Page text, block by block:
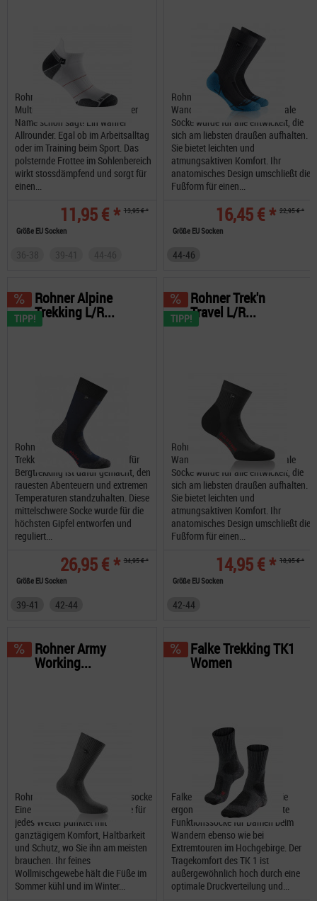
Rohner Allround Sneaker L/R
Multifunktionssocken Wie es der
Name schon sagt! Ein wahrer
Allrounder. Egal ob im Arbeitsalltag
oder im Training beim Sport. Das
polsternde Frottee im Sohlenbereich
wirkt stossdämpfend und sorgt für
einen...
11,95 € * 13,95 € *
Größe EU Socken
Rohner Trek-Light L/R
Wandersocken Diese funktionale
Socke wurde für alle entwickelt, die
sich am liebsten draußen aufhalten.
Sie bietet leichten und
atmungsaktiven Komfort. Ihr
anatomisches Design umschließt die
Fußform für einen...
16,45 € * 22,95 € *
Größe EU Socken
44-46
TIPP!
Rohner Alpine Trekking L/R
Trekkingsocken Unsere Socke für
Bergtrekking ist dafür gemacht, den
rauesten Abenteuern und extremen
Temperaturen standzuhalten. Diese
mittelschwere Socke wurde für die
höchsten Gipfel entworfen und
reguliert...
26,95 € * 34,95 € *
Rohner Alpine
Trekking L/R...
Größe EU Socken
39-41 42-44
TIPP!
Rohner Trek'n Travel L/R
Wandersocken Diese funktionale
Socke wurde für alle entwickelt, die
sich am liebsten draußen aufhalten.
Sie bietet leichten und
atmungsaktiven Komfort. Ihr
anatomisches Design umschließt die
Fußform für einen...
14,95 € * 18,95 € *
Rohner Trek'n
Travel L/R...
Größe EU Socken
42-44
Rohner Army Working Wandersocke
Eine Arbeits oder Wandersocke für
jedes Wetter punktet mit
ganztägigem Komfort, Haltbarkeit
und Schutz, wo Sie ihn am meisten
brauchen. Ihr feines
Wollmischgewebe hält die Füße im
Sommer kühl und im Winter...
Rohner Army
Working...
Falke Trekking TK1 Women die
ergonomische, linke und rechte
Funktionssocke für Damen beim
Wandern ebenso wie bei
Extremtouren im Hochgebirge. Der
Tragekomfort des TK 1 ist
außergewöhnlich hoch durch eine
optimale Druckverteilung und...
Falke Trekking TK1
Women